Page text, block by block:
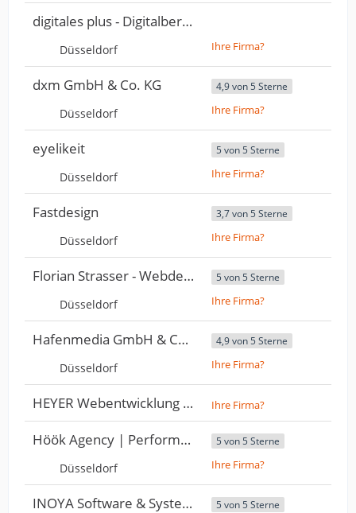
digitales plus - Digitalberatung
Düsseldorf Ihre Firma?
dxm GmbH & Co. KG
Düsseldorf
4,9 von 5 Sterne
Ihre Firma?
eyelikeit
Düsseldorf
5 von 5 Sterne
Ihre Firma?
Fastdesign
Düsseldorf
3,7 von 5 Sterne
Ihre Firma?
Florian Strasser - Webdesign & Programmierung
Düsseldorf
5 von 5 Sterne
Ihre Firma?
Hafenmedia GmbH & Co. KG
Düsseldorf
4,9 von 5 Sterne
Ihre Firma?
HEYER Webentwicklung & Webdesign Düsseldorf Ihre Firma?
Höök Agency | Performance Marketing Agentur
Düsseldorf
5 von 5 Sterne
Ihre Firma?
INOYA Software & Systemhaus | IT Service & Support 5 von 5 Sterne